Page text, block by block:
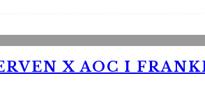
X AOC I